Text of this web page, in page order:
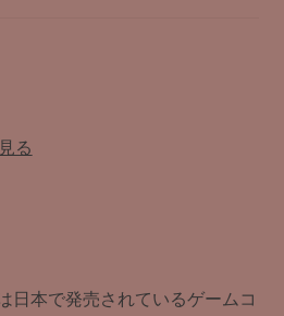
る
日本で発売されているゲームコ